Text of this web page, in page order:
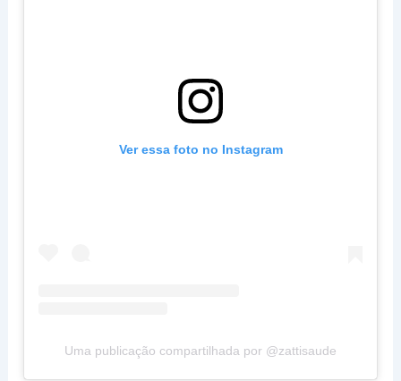
Ver essa foto no Instagram
Uma publicação compartilhada por @zattisaude